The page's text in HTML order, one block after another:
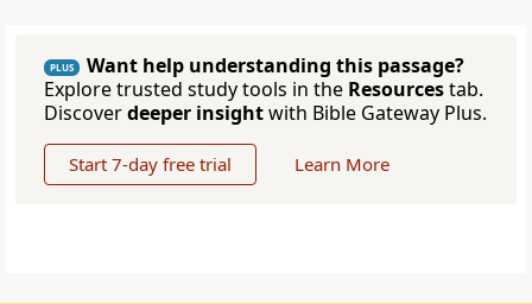
PLUS
Want help understanding this passage?
Explore trusted study tools in the Resourcestab.
Discoverdeeper insightwith Bible Gateway Plus.
Start 7-day free trial Learn More